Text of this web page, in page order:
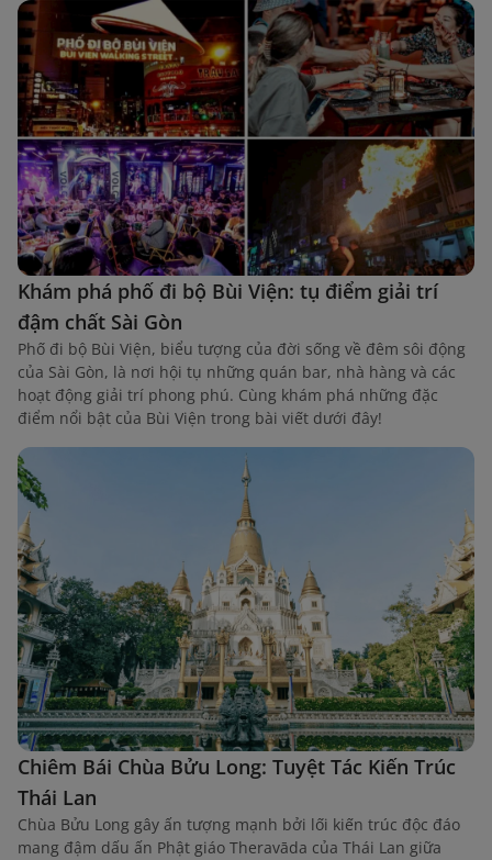
Khám phá phố đi bộ Bùi Viện: tụ điểm giải trí
đậm chất Sài Gòn
Phố đi bộ Bùi Viện, biểu tượng của đời sống về đêm sôi động
của Sài Gòn, là nơi hội tụ những quán bar, nhà hàng và các
hoạt động giải trí phong phú. Cùng khám phá những đặc
điểm nổi bật của Bùi Viện trong bài viết dưới đây!
Chiêm Bái Chùa Bửu Long: Tuyệt Tác Kiến Trúc
Thái Lan
Chùa Bửu Long gây ấn tượng mạnh bởi lối kiến trúc độc đáo
mang đậm dấu ấn Phật giáo Theravāda của Thái Lan giữa